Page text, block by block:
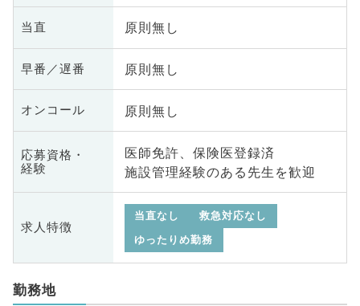
当直 原則無し
早番／遅番 原則無し
オンコール 原則無し
応募資格・
経験
医師免許、保険医登録済
施設管理経験のある先生を歓迎
求人特徴
当直なし
救急対応なし
ゆったりめ勤務
勤務地